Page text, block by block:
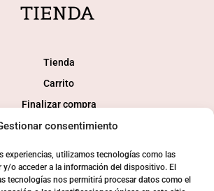
consentimiento
experiencias, utilizamos tecnologías como las
y/o acceder a la información del dispositivo. El
tecnologías nos permitirá procesar datos como el
TIENDA
Tienda
Carrito
Finalizar compra
Mi cuenta
SOCIAL